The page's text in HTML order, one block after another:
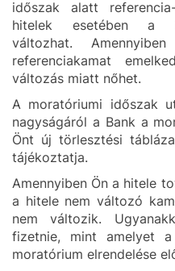
időszak alatt
hitelek esetében a
változhat.
referenciakamat
változás miatt nőhet.
A moratóriumi időszak
nagyságáról a Bank a
Önt új törlesztési
tájékoztatja.
Amennyiben Ön a hitele
a hitele nem változó
nem változik.
fizetnie, mint amelyet
moratórium elrendelése